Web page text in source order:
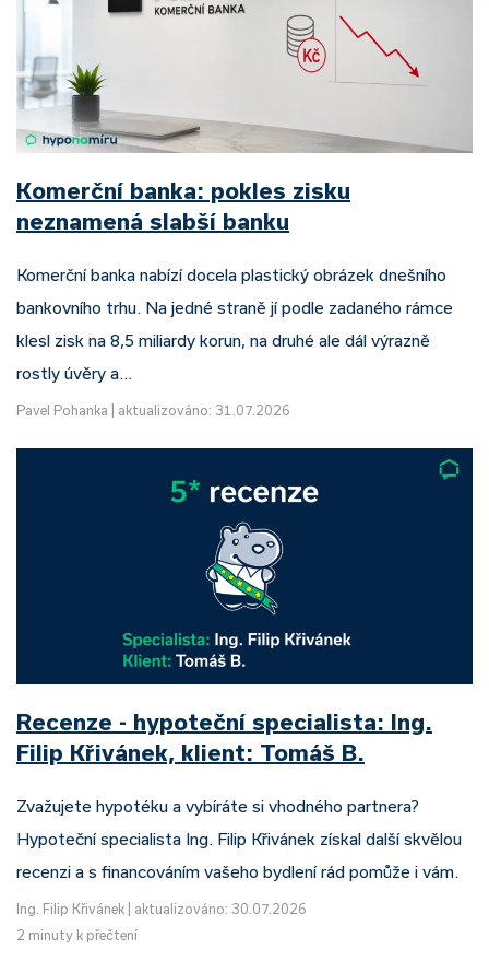
Komerční banka: pokles zisku
neznamená slabší banku
Komerční banka nabízí docela plastický obrázek dnešního
bankovního trhu. Na jedné straně jí podle zadaného rámce
klesl zisk na 8,5 miliardy korun, na druhé ale dál výrazně
rostly úvěry a…
Pavel Pohanka aktualizováno: 31.07.2026
Recenze - hypoteční specialista: Ing.
Filip Křivánek, klient: Tomáš B.
Zvažujete hypotéku a vybíráte si vhodného partnera?
Hypoteční specialista Ing. Filip Křivánek získal další skvělou
recenzi a s financováním vašeho bydlení rád pomůže i vám.
Ing. Filip Křivánek
aktualizováno: 30.07.2026
2 minuty k přečtení